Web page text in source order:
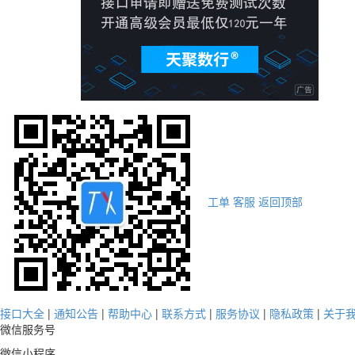
工单 客服 返回顶部
接口大全 | 通知公告 | 帮助中心 | 联系方式 | 服务协议 | 隐私政策 | 关于
微信服务号